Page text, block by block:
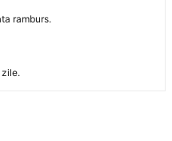
ramburs.
zile.